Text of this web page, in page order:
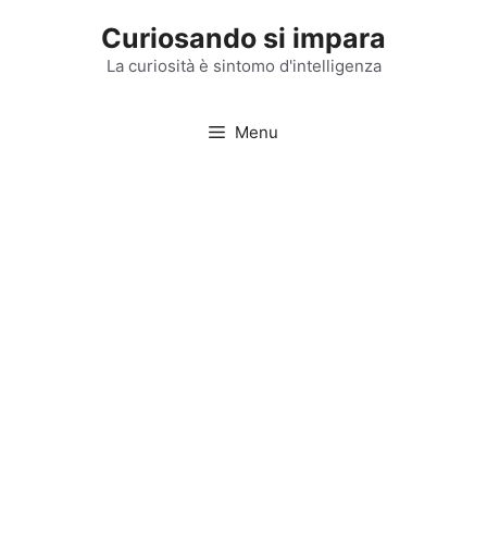
Curiosando si impara
La curiosità è sintomo d'intelligenza
Menu